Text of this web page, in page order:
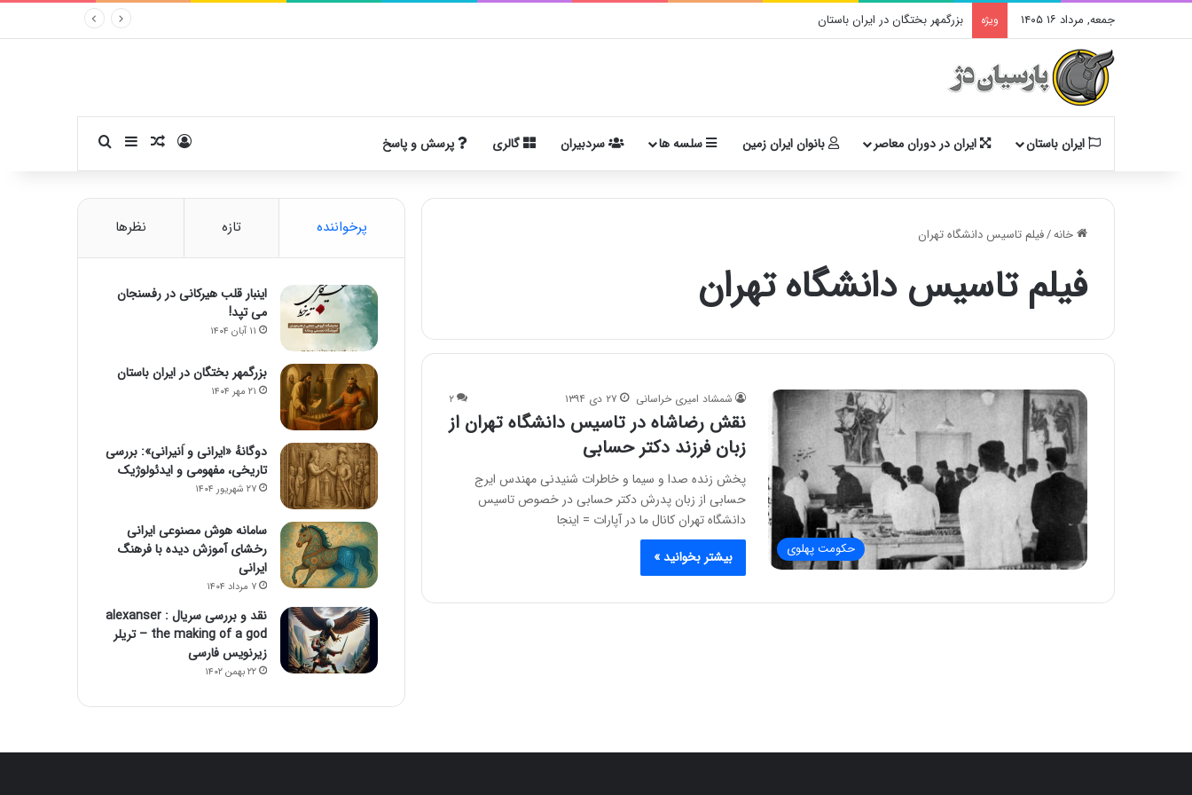
جمعه, مرداد ۱۶ ۱۴۰۵ ویژه بزرگمهر بختگان در ایران باستان
ایران باستان ایران در دوران معاصر بانوان ایران زمین سلسه ها سردبیران گالری پرسش و پاسخ ورودنوشته تصادفی
سایدبارجستجو برای
خانه/فیلم تاسیس دانشگاه تهران
فیلم تاسیس دانشگاه تهران
حکومت پهلوی
شمشاد امیری خراسانی ۲۷ دی ۱۳۹۴ ۲
نقش رضاشاه در تاسیس دانشگاه تهران از
زبان فرزند دکتر حسابی
پخش زنده صدا و سیما و خاطرات شنیدنی مهندس ایرج
حسابی از زبان پدرش دکتر حسابی در خصوص تاسیس
دانشگاه تهران کانال ما در آپارات = اینجا
بیشتر بخوانید »
پرخواننده تازه نظرها
اینبار قلب هیرکانی در رفسنجان
می تپد!
۱۱ آبان ۱۴۰۴
بزرگمهر بختگان در ایران باستان
۲۱ مهر ۱۴۰۴
دوگانهٔ «ایرانی و اَنیرانی»: بررسی
تاریخی، مفهومی و ایدئولوژیک
۲۷ شهریور ۱۴۰۴
سامانه هوش مصنوعی ایرانی
رخشای آموزش دیده با فرهنگ
ایرانی
۷ مرداد ۱۴۰۴
نقد و بررسی سریال alexanser :
the making of a god – تریلر
زیرنویس فارسی
۲۲ بهمن ۱۴۰۲